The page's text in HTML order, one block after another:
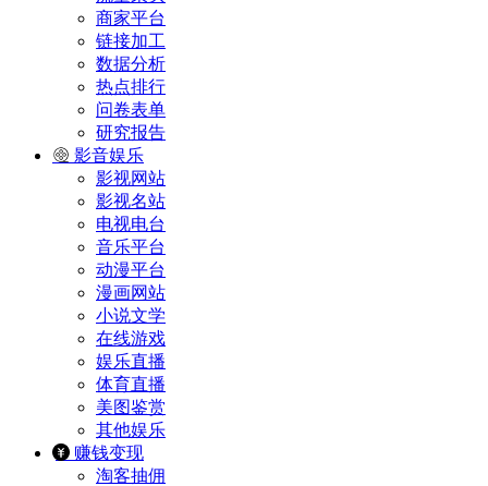
商家平台
链接加工
数据分析
热点排行
问卷表单
研究报告
影音娱乐
影视网站
影视名站
电视电台
音乐平台
动漫平台
漫画网站
小说文学
在线游戏
娱乐直播
体育直播
美图鉴赏
其他娱乐
赚钱变现
淘客抽佣